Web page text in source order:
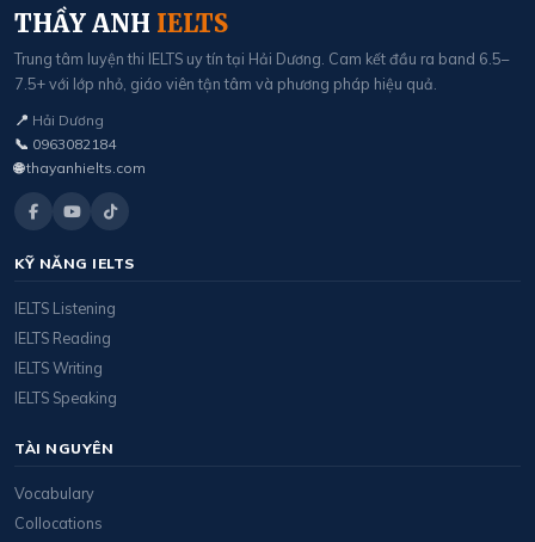
THẦY ANH IELTS
Trung tâm luyện thi IELTS uy tín tại Hải Dương. Cam kết đầu ra band 6.5–
7.5+ với lớp nhỏ, giáo viên tận tâm và phương pháp hiệu quả.
📍 Hải Dương
📞 0963082184
🌐 thayanhielts.com
KỸ NĂNG IELTS
IELTS Listening
IELTS Reading
IELTS Writing
IELTS Speaking
TÀI NGUYÊN
Vocabulary
Collocations